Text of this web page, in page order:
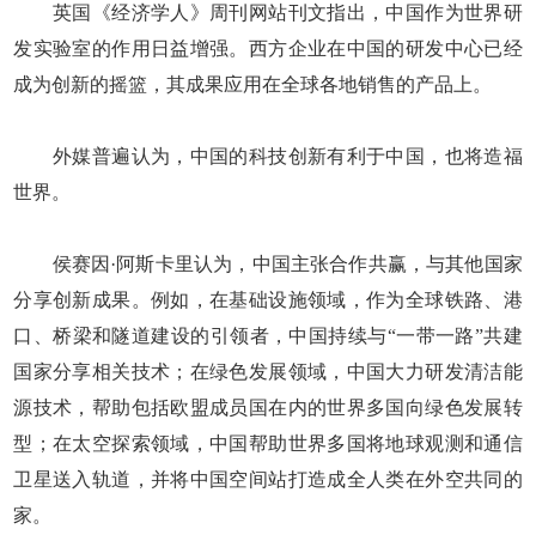
英国《经济学人》周刊网站刊文指出，中国作为世界研
发实验室的作用日益增强。西方企业在中国的研发中心已经
成为创新的摇篮，其成果应用在全球各地销售的产品上。
外媒普遍认为，中国的科技创新有利于中国，也将造福
世界。
侯赛因·阿斯卡里认为，中国主张合作共赢，与其他国家
分享创新成果。例如，在基础设施领域，作为全球铁路、港
口、桥梁和隧道建设的引领者，中国持续与“一带一路”共建
国家分享相关技术；在绿色发展领域，中国大力研发清洁能
源技术，帮助包括欧盟成员国在内的世界多国向绿色发展转
型；在太空探索领域，中国帮助世界多国将地球观测和通信
卫星送入轨道，并将中国空间站打造成全人类在外空共同的
家。